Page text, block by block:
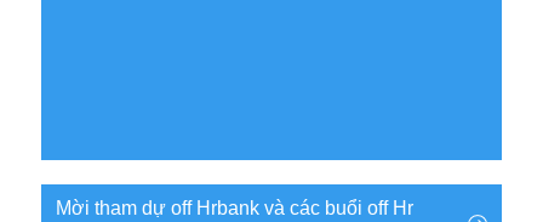
Mời tham dự off Hrbank và các buổi off Hr